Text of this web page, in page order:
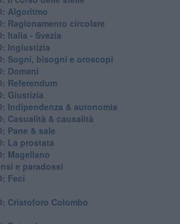
Algoritmo
Ragionamento circolare
Italia - Svezia
​Ingiustizia
​Sogni, bisogni e oroscopi
Domani
Referendum
Giustizia
​Indipendenza & autonomia
​Casualità & causalità
Pane & sale
La prostata
Magellano
e paradossi
Feci
Cristoforo Colombo